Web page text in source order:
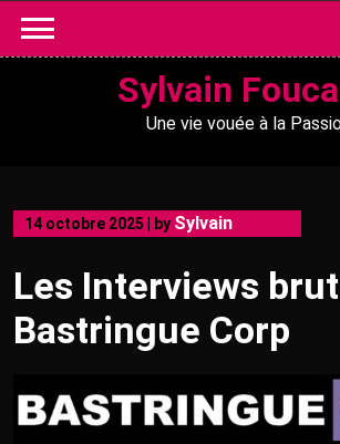
content
Sylvain
Une vie vouée à la
14 octobre 2025 by Sylvain
Les Interviews
Bastringue Corp